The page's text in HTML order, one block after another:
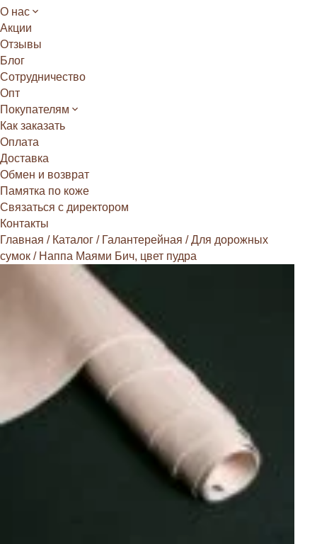
О нас
Акции
Отзывы
Блог
Сотрудничество
Опт
Покупателям
Как заказать
Оплата
Доставка
Обмен и возврат
Памятка по коже
Связаться с директором
Контакты
Главная / Каталог / Галантерейная /Для дорожных
сумок / Наппа Маями Бич, цвет пудра